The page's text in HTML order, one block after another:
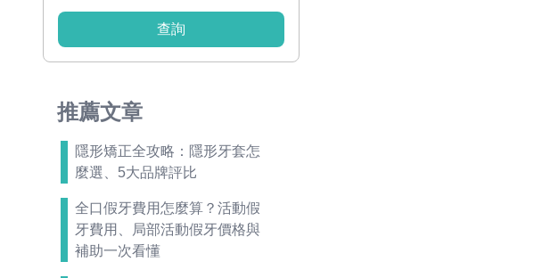
查詢
推薦文章
隱形矯正全攻略：隱形牙套怎
麼選、5大品牌評比
全口假牙費用怎麼算？活動假
牙費用、局部活動假牙價格與
補助一次看懂